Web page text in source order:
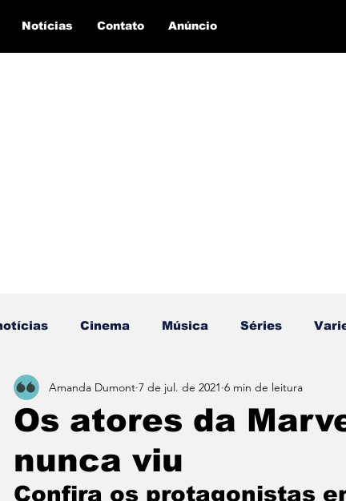
Notícias Contato Anúncio
Cinema Música Séries
Os atores da
nunca viu
Amanda Dumont 7 de jul. de 2021 6 min de leitura
Confira os protagonistas